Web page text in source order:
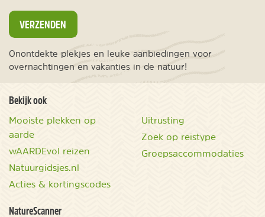
VERZENDEN
Onontdekte plekjes en leuke aanbiedingen voor
overnachtingen en vakanties in de natuur!
Bekijk ook
Mooiste plekken op
aarde
wAARDEvol reizen
Natuurgidsjes.nl
Acties & kortingscodes
Uitrusting
Zoek op reistype
Groepsaccommodaties
NatureScanner